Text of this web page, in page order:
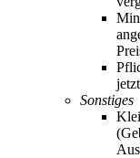
Sonstiges